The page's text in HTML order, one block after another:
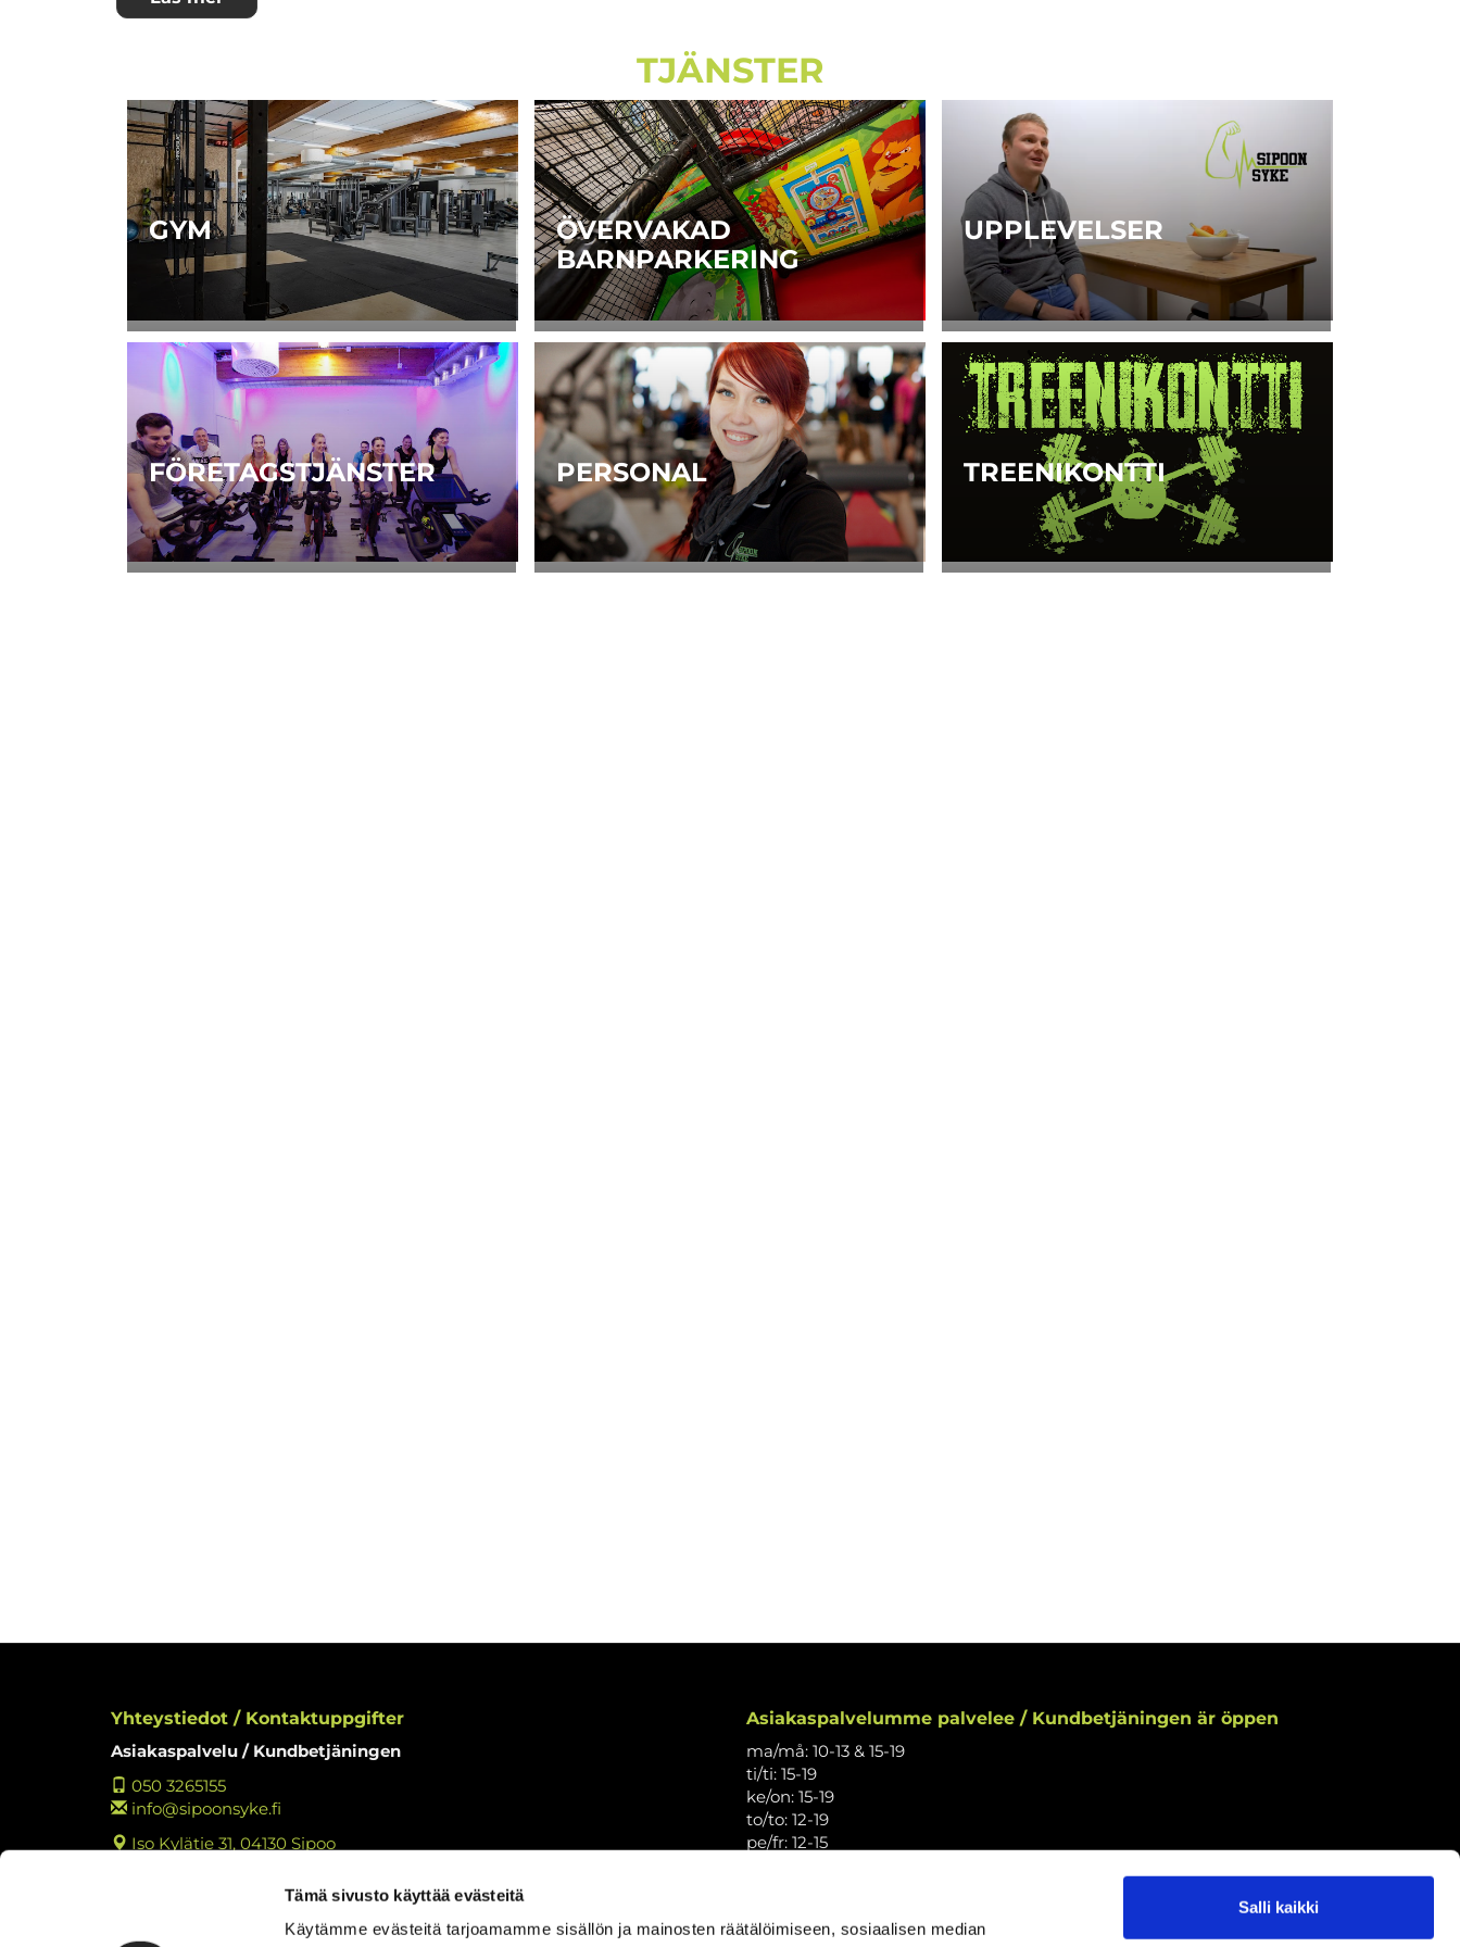
Tämä sivusto käyttää evästeitä
Käytämme evästeitä tarjoamamme sisällön ja mainosten räätälöimiseen, sosiaalisen median
Salli kaikki
TJÄNSTER
GYM
ÖVERVAKAD
BARNPARKERING
UPPLEVELSER
FÖRETAGSTJÄNSTER PERSONAL TREENIKONTTI
Yhteystiedot / Kontaktuppgifter
Asiakaspalvelu / Kundbetjäningen
050 3265155
info@sipoonsyke.fi
Iso Kylätie 31, 04130 Sipoo
Tulosta rekisteritietojen tarkastuslomake
Asiakaspalvelumme palvelee / Kundbetjäningen är öppen
ma/må: 10-13 & 15-19
ti/ti: 15-19
ke/on: 15-19
to/to: 12-19
pe/fr: 12-15
Puhelintiedusteluihin vastaamme asiakaspalvelun aukioloaikoina.